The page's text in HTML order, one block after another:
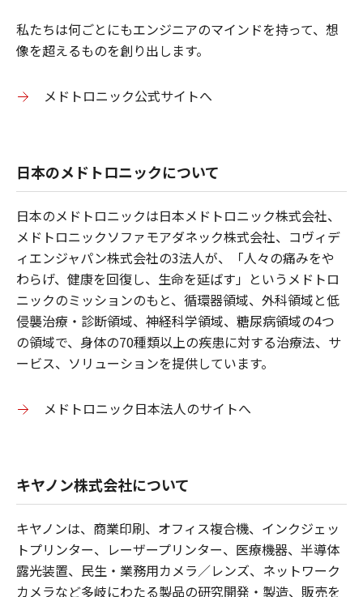
私たちは何ごとにもエンジニアのマインドを持って、想
像を超えるものを創り出します。
メドトロニック公式サイトへ
日本のメドトロニックについて
日本のメドトロニックは日本メドトロニック株式会社、
メドトロニックソファモアダネック株式会社、コヴィデ
ィエンジャパン株式会社の3法人が、「人々の痛みをや
わらげ、健康を回復し、生命を延ばす」というメドトロ
ニックのミッションのもと、循環器領域、外科領域と低
侵襲治療・診断領域、神経科学領域、糖尿病領域の4つ
の領域で、身体の70種類以上の疾患に対する治療法、サ
ービス、ソリューションを提供しています。
メドトロニック日本法人のサイトへ
キヤノン株式会社について
キヤノンは、商業印刷、オフィス複合機、インクジェッ
トプリンター、レーザープリンター、医療機器、半導体
露光装置、民生・業務用カメラ／レンズ、ネットワーク
カメラなど多岐にわたる製品の研究開発・製造、販売を